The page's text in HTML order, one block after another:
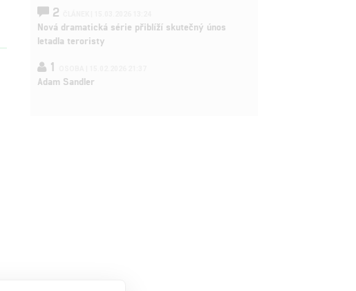
2
Nová dramatická série přiblíží skutečný únos
letadla teroristy
1
Adam Sandler